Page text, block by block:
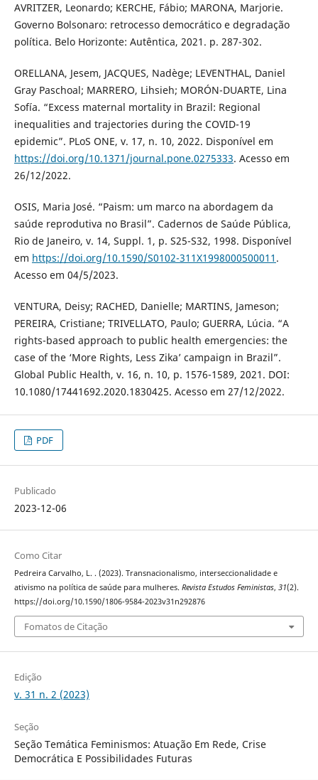
AVRITZER, Leonardo; KERCHE, Fábio; MARONA, Marjorie.
Governo Bolsonaro: retrocesso democrático e degradação
política. Belo Horizonte: Autêntica, 2021. p. 287-302.
ORELLANA, Jesem, JACQUES, Nadège; LEVENTHAL, Daniel
Gray Paschoal; MARRERO, Lihsieh; MORÓN-DUARTE, Lina
Sofía. “Excess maternal mortality in Brazil: Regional
inequalities and trajectories during the COVID-19
epidemic”. PLoS ONE, v. 17, n. 10, 2022. Disponível em
https://doi.org/10.1371/journal.pone.0275333. Acesso em
26/12/2022.
OSIS, Maria José. “Paism: um marco na abordagem da
saúde reprodutiva no Brasil”. Cadernos de Saúde Pública,
Rio de Janeiro, v. 14, Suppl. 1, p. S25-S32, 1998. Disponível
em https://doi.org/10.1590/S0102-311X1998000500011 .
Acesso em 04/5/2023.
VENTURA, Deisy; RACHED, Danielle; MARTINS, Jameson;
PEREIRA, Cristiane; TRIVELLATO, Paulo; GUERRA, Lúcia. “A
rights-based approach to public health emergencies: the
case of the ‘More Rights, Less Zika’ campaign in Brazil”.
Global Public Health, v. 16, n. 10, p. 1576-1589, 2021. DOI:
10.1080/17441692.2020.1830425. Acesso em 27/12/2022.
PDF
Publicado
2023-12-06
Como Citar
Pedreira Carvalho, L. . (2023). Transnacionalismo, interseccionalidade e
ativismo na política de saúde para mulheres. Revista Estudos Feministas, 31(2).
https://doi.org/10.1590/1806-9584-2023v31n292876
Fomatos de Citação
Edição
v. 31 n. 2 (2023)
Seção
Seção Temática Feminismos: Atuação Em Rede, Crise
Democrática E Possibilidades Futuras